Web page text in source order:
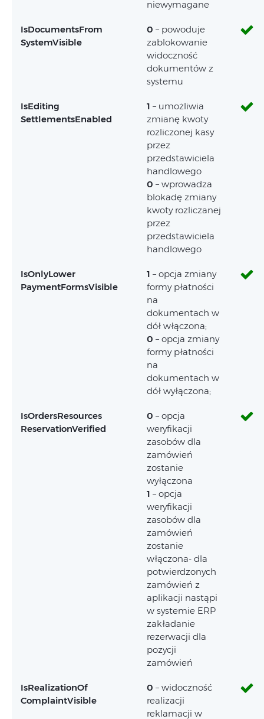
niewymagane
IsDocumentsFrom
SystemVisible
0 – powoduje
zablokowanie
widoczność
dokumentów z
systemu
IsEditing
SettlementsEnabled
1 – umożliwia
zmianę kwoty
rozliczonej kasy
przez
przedstawiciela
handlowego
0 – wprowadza
blokadę zmiany
kwoty rozliczanej
przez
przedstawiciela
handlowego
IsOnlyLower
PaymentFormsVisible
1 – opcja zmiany
formy płatności
na
dokumentach w
dół włączona;
0 – opcja zmiany
formy płatności
na
dokumentach w
dół wyłączona;
IsOrdersResources
ReservationVerified
0 – opcja
weryfikacji
zasobów dla
zamówień
zostanie
wyłączona
1 – opcja
weryfikacji
zasobów dla
zamówień
zostanie
włączona- dla
potwierdzonych
zamówień z
aplikacji nastąpi
w systemie ERP
zakładanie
rezerwacji dla
pozycji
zamówień
IsRealizationOf
ComplaintVisible
0 – widoczność
realizacji
reklamacji w